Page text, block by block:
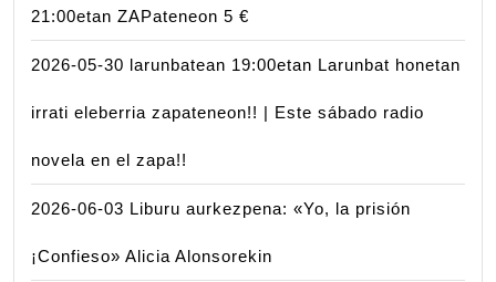
21:00etan ZAPateneon 5 €
2026-05-30 larunbatean 19:00etan Larunbat honetan
irrati eleberria zapateneon!! | Este sábado radio
novela en el zapa!!
2026-06-03 Liburu aurkezpena: «Yo, la prisión
¡Confieso» Alicia Alonsorekin